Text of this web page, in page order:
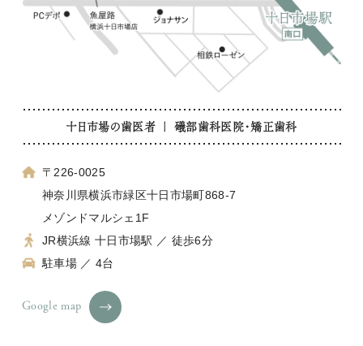
十日市場の歯医者 ｜ 礒部歯科医院・矯正歯科
〒226-0025
神奈川県横浜市緑区十日市場町868-7
メゾンドマルシェ1F
JR横浜線 十日市場駅 ／ 徒歩6分
駐車場 ／ 4台
Google map